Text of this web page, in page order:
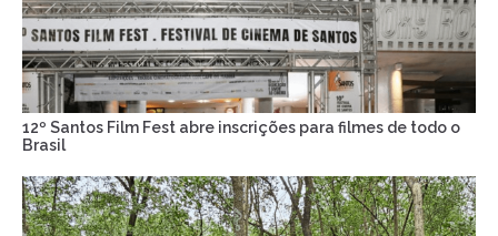
12º Santos Film Fest abre inscrições para filmes de todo o
Brasil